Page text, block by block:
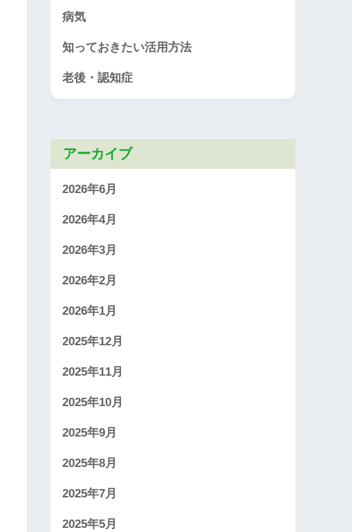
病気
知っておきたい活用方法
老後・認知症
アーカイブ
2026年6月
2026年4月
2026年3月
2026年2月
2026年1月
2025年12月
2025年11月
2025年10月
2025年9月
2025年8月
2025年7月
2025年5月